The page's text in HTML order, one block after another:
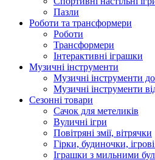
Пазли
Роботи та трансформери
Роботи
Трансформери
Інтерактивні іграшки
Музичні інструменти
Музичні інструменти
Музичні інструменти
Сезонні товари
Сачок для метеликів
Вуличні ігри
Повітряні змії, вітрячки
Гірки, будиночки,
Іграшки з мильними